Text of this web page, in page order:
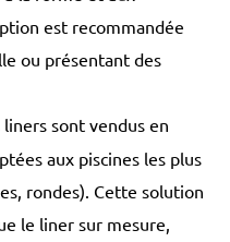
est recommandée
ou présentant des
sont vendus en
aux piscines les plus
rondes). Cette solution
le liner sur mesure,